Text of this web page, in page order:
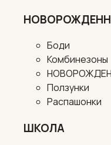
Боди
Комбинезоны
Ползунки
Распашонки
ШКОЛА